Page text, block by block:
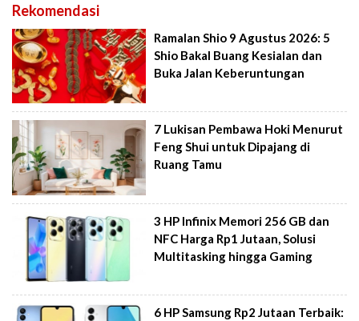
Rekomendasi
Ramalan Shio 9 Agustus 2026: 5
Shio Bakal Buang Kesialan dan
Buka Jalan Keberuntungan
7 Lukisan Pembawa Hoki Menurut
Feng Shui untuk Dipajang di
Ruang Tamu
3 HP Infinix Memori 256 GB dan
NFC Harga Rp1 Jutaan, Solusi
Multitasking hingga Gaming
6 HP Samsung Rp2 Jutaan Terbaik: